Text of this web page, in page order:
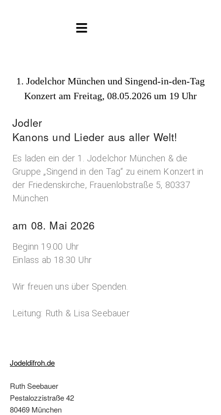
Menü
1. Jodelchor München und Singend-in-den-Tag
Konzert am Freitag, 08.05.2026 um 19 Uhr
Jodler
Kanons und Lieder aus aller Welt!
Es laden ein der 1. Jodelchor München & die
Gruppe „Singend in den Tag“ zu einem Konzert in
der Friedenskirche, Frauenlobstraße 5, 80337
München
am 08. Mai 2026
Beginn 19.00 Uhr
Einlass ab 18.30 Uhr
Wir freuen uns über Spenden.
Leitung: Ruth & Lisa Seebauer
Jodeldifroh.de
Ruth Seebauer
Pestalozzistraße 42
80469 München